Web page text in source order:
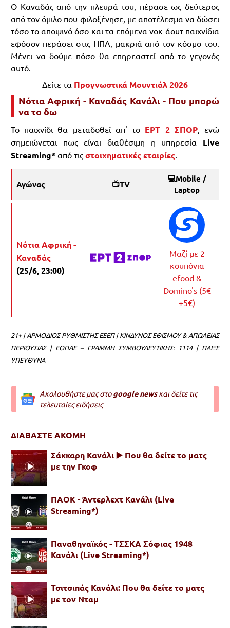
Ο Καναδάς από την πλευρά του, πέρασε ως δεύτερος
από τον όμιλο που φιλοξένησε, με αποτέλεσμα να δώσει
τόσο το αποψινό όσο και τα επόμενα νοκ-άουτ παιχνίδια
εφόσον περάσει στις ΗΠΑ, μακριά από τον κόσμο του.
Μένει να δούμε πόσο θα επηρεαστεί από το γεγονός
αυτό.
Δείτε τα Προγνωστικά Μουντιάλ 2026
Νότια Αφρική - Καναδάς Κανάλι - Που μπορώ
να το δω
Το παιχνίδι θα μεταδοθεί απ' το ΕΡΤ 2 ΣΠΟΡ, ενώ
σημειώνεται πως είναι διαθέσιμη η υπηρεσία Live
Streaming* από τις στοιχηματικές εταιρίες.
Αγώνας 📺TV
💻Mobile /
Laptop
Νότια Αφρική -
Καναδάς
(25/6, 23:00)
Μαζί με 2
κουπόνια
efood &
Domino's (5€
+5€)
21+ | ΑΡΜΟΔΙΟΣ ΡΥΘΜΙΣΤΗΣ ΕΕΕΠ | ΚΙΝΔΥΝΟΣ ΕΘΙΣΜΟΥ & ΑΠΩΛΕΙΑΣ
ΠΕΡΙΟΥΣΙΑΣ | ΕΟΠΑΕ – ΓΡΑΜΜΗ ΣΥΜΒΟΥΛΕΥΤΙΚΗΣ: 1114 | ΠΑΙΞΕ
ΥΠΕΥΘΥΝΑ
Ακολουθήστε μας στοgoogle newsκαι δείτε τις
τελευταίες ειδήσεις
ΔΙΑΒΑΣΤΕ ΑΚΟΜΗ
Σάκκαρη Κανάλι ▶️ Που θα δείτε το ματς
με την Γκοφ
ΠΑΟΚ - Άντερλεχτ Κανάλι (Live
Streaming*)
Παναθηναϊκός - ΤΣΣΚΑ Σόφιας 1948
Κανάλι (Live Streaming*)
Τσιτσιπάς Κανάλι: Που θα δείτε το ματς
με τον Νταμ